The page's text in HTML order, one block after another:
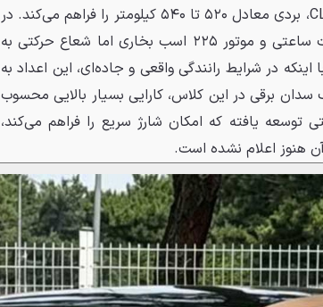
بخار عرضه می‌شود که طبق چرخه چینی CLTC، بردی معادل ۵۲۰ تا ۵۴۰ کیلومتر را فراهم می‌کند. در
مدل قدرتمندتر مجهز به باتری ۶۶.۸ کیلووات ساعتی و موتور ۲۲۵ اسب بخاری اما شعاع حرکتی به
کیلومتر می‌رسد. با اینکه در شرایط رانندگی واقعی و جاده‌ای، این اعداد به
سدان برقی در این کلاس، کارایی بسیار بالایی محسوب
این خودرو بر پایه معماری ۸۰۰ ولتی توسعه یافته که امکان شارژ سریع را فراهم می‌کند،
هنوز اعلام نشده است.